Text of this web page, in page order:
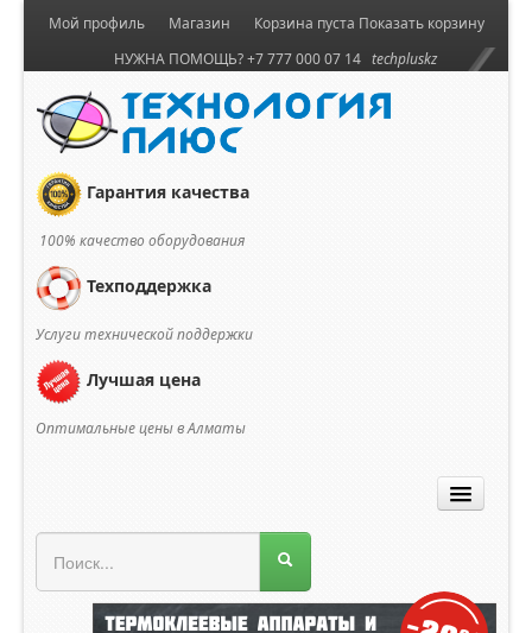
Корзина пуста Показать корзину
Мой профиль
Магазин
НУЖНА ПОМОЩЬ? +7 777 000 07 14 techpluskz
Гарантия качества
100% качество оборудования
Техподдержка
Услуги технической поддержки
Лучшая цена
Оптимальные цены в Алматы